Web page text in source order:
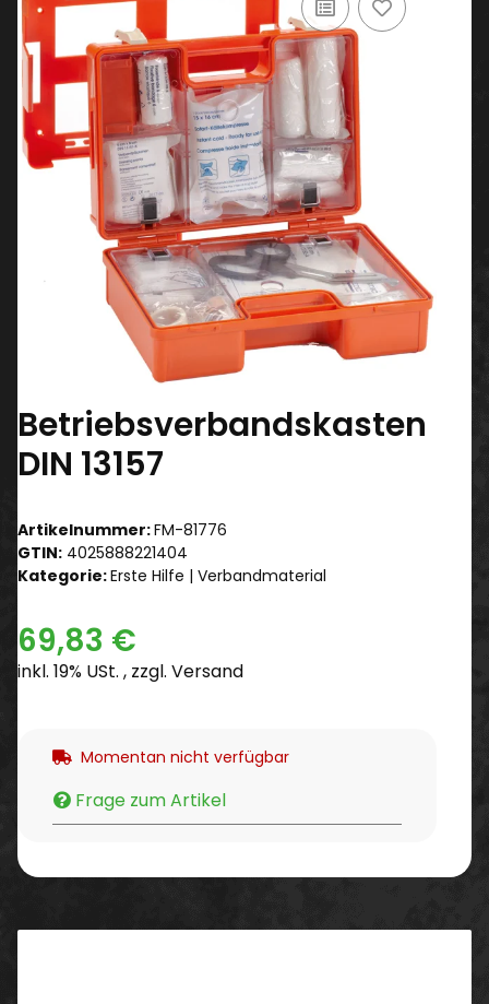
Betriebsverbandskasten
DIN 13157
Artikelnummer:FM-81776
GTIN: 4025888221404
Kategorie:Erste Hilfe | Verbandmaterial
69,83 €
inkl. 19% USt. , zzgl. Versand
Momentan nicht verfügbar
Frage zum Artikel